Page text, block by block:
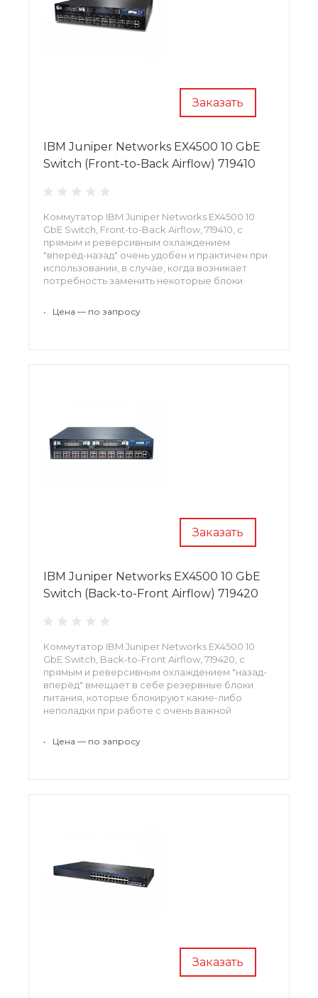
Заказать
IBM Juniper Networks EX4500 10 GbE
Switch (Front-to-Back Airflow) 719410
Коммутатор IBM Juniper Networks EX4500 10
GbE Switch, Front-to-Back Airflow, 719410, с
прямым и реверсивным охлаждением
"вперёд-назад" очень удобен и практичен при
использовании, в случае, когда возникает
потребность заменить некоторые блоки
действия посредством опции горячей замены.
• Цена — по запросу
Заказать
IBM Juniper Networks EX4500 10 GbE
Switch (Back-to-Front Airflow) 719420
Коммутатор IBM Juniper Networks EX4500 10
GbE Switch, Back-to-Front Airflow, 719420, с
прямым и реверсивным охлаждением "назад-
вперёд" вмещает в себе резервные блоки
питания, которые блокируют какие-либо
неполадки при работе с очень важной
• Цена — по запросу
Заказать